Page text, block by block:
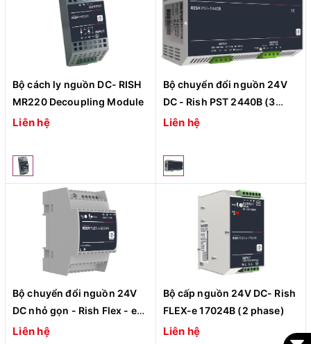
Bộ cách ly nguồn DC- RISH
MR220 Decoupling Module
Liên hệ
Bộ chuyển đổi nguồn 24V
DC - Rish PST 2440B (3
Phase)
Liên hệ
Bộ chuyển đổi nguồn 24V
DC nhỏ gọn - Rish Flex - e
60xxA
Liên hệ
Bộ cấp nguồn 24V DC- Rish
FLEX-e 17024B (2 phase)
Liên hệ